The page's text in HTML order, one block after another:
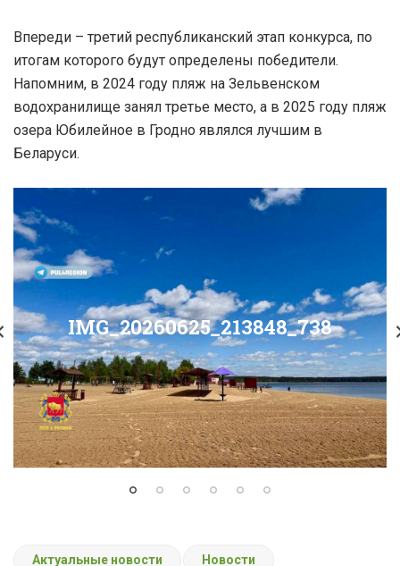
Впереди – третий республиканский этап конкурса, по
итогам которого будут определены победители.
Напомним, в 2024 году пляж на Зельвенском
водохранилище занял третье место, а в 2025 году пляж
озера Юбилейное в Гродно являлся лучшим в
Беларуси.
IMG_20260625_213848_738
Актуальные новости Новости